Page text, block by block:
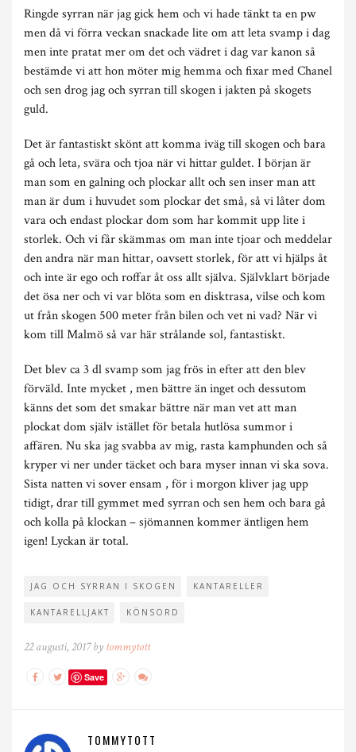
Ringde syrran när jag gick hem och vi hade tänkt ta en pw
men då vi förra veckan snackade lite om att leta svamp i dag
men inte pratat mer om det och vädret i dag var kanon så
bestämde vi att hon möter mig hemma och fixar med Chanel
och sen drog jag och syrran till skogen i jakten på skogets
guld.
Det är fantastiskt skönt att komma iväg till skogen och bara
gå och leta, svära och tjoa när vi hittar guldet. I början är
man som en galning och plockar allt och sen inser man att
man är dum i huvudet som plockar det små, så vi låter dom
vara och endast plockar dom som har kommit upp lite i
storlek. Och vi får skämmas om man inte tjoar och meddelar
den andra när man hittar, oavsett storlek, för att vi hjälps åt
och inte är ego och roffar åt oss allt själva. Självklart började
det ösa ner och vi var blöta som en disktrasa, vilse och kom
ut från skogen 500 meter från bilen och vet ni vad? När vi
kom till Malmö så var här strålande sol, fantastiskt.
Det blev ca 3 dl svamp som jag frös in efter att den blev
förväld. Inte mycket , men bättre än inget och dessutom
känns det som det smakar bättre när man vet att man
plockat dom själv istället för betala hutlösa summor i
affären. Nu ska jag svabba av mig, rasta kamphunden och så
kryper vi ner under täcket och bara myser innan vi ska sova.
Sista natten vi sover ensam , för i morgon kliver jag upp
tidigt, drar till gymmet med syrran och sen hem och bara gå
och kolla på klockan – sjömannen kommer äntligen hem
igen! Lyckan är total.
JAG OCH SYRRAN I SKOGEN KANTARELLER
KANTARELLJAKT KÖNSORD
22 augusti, 2017 by tommytott
Save
TOMMYTOTT